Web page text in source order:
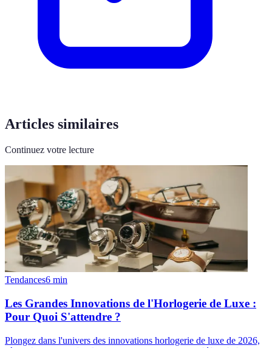
Articles similaires
Continuez votre lecture
Tendances6 min
Les Grandes Innovations de l'Horlogerie de Luxe :
Pour Quoi S'attendre ?
Plongez dans l'univers des innovations horlogerie de luxe de 2026,